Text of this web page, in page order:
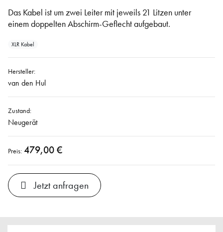
Das Kabel ist um zwei Leiter mit jeweils 21 Litzen unter
einem doppelten Abschirm-Geflecht aufgebaut.
XLR Kabel
Hersteller:
van den Hul
Zustand:
Neugerät
Preis: 479,00 €
Jetzt anfragen